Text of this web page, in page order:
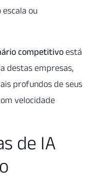
ou
competitivo está
destas empresas,
profundos de seus
velocidade
de IA